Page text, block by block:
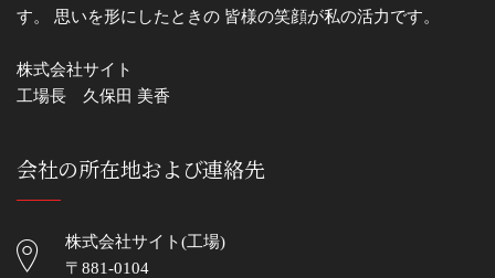
す。 思いを形にしたときの 皆様の笑顔が私の活力です。
株式会社サイト
工場長 久保田 美香
会社の所在地および連絡先
株式会社サイト(工場)
〒881-0104